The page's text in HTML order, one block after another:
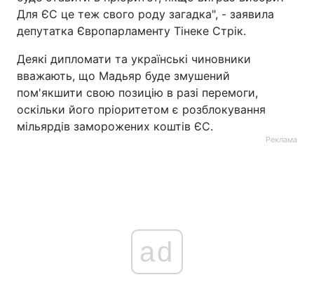
Для ЄС це теж свого роду загадка", - заявила
депутатка Європарламенту Тінеке Стрік.
Деякі дипломати та українські чиновники
вважають, що Мадьяр буде змушений
пом'якшити свою позицію в разі перемоги,
оскільки його пріоритетом є розблокування
мільярдів заморожених коштів ЄС.
Реклама
ad